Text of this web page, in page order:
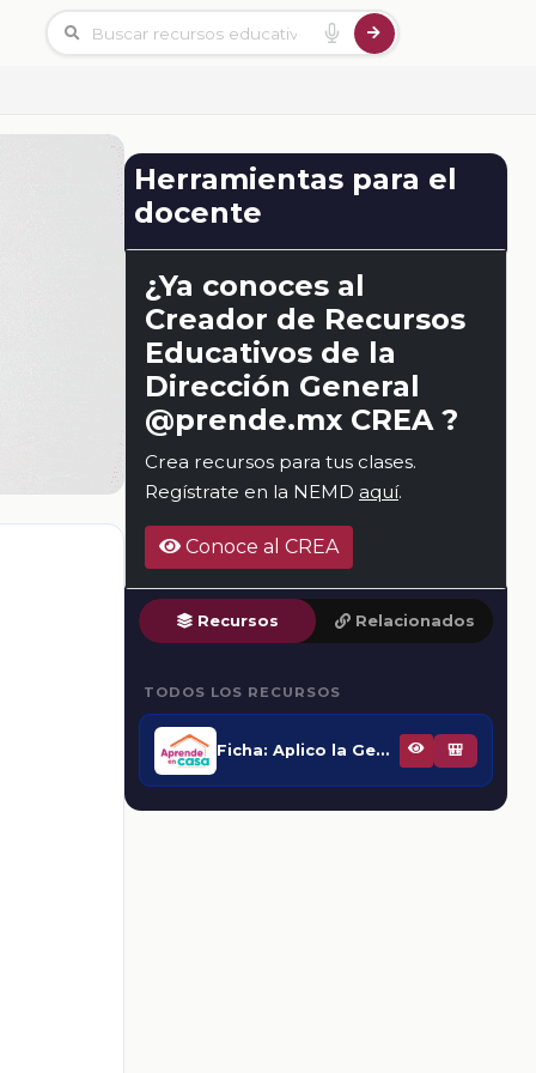
Herramientas para el
docente
¿Ya conoces al
Creador de Recursos
Educativos de la
Dirección General
@prende.mx CREA ?
Crea recursos para tus clases.
Regístrate en la NEMD aquí.
Conoce al CREA
Recursos Relacionados
TODOS LOS RECURSOS
Ficha: Aplico la Geografía en mi vida 🎒